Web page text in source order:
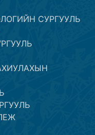
СУРГУУЛЬ